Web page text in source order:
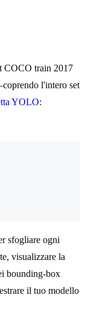
COCO train 2017
l'intero set
YOLO:
sfogliare ogni
visualizzare la
bounding-box
il tuo modello